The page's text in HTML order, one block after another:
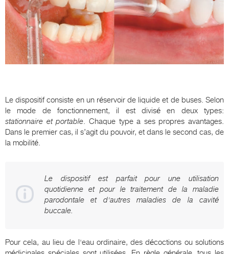
Le dispositif consiste en un réservoir de liquide et de buses. Selon
le mode de fonctionnement, il est divisé en deux types:
stationnaire et portable. Chaque type a ses propres avantages.
Dans le premier cas, il s’agit du pouvoir, et dans le second cas, de
la mobilité.
Le dispositif est parfait pour une utilisation
quotidienne et pour le traitement de la maladie
parodontale et d'autres maladies de la cavité
buccale.
Pour cela, au lieu de l'eau ordinaire, des décoctions ou solutions